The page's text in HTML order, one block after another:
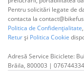
Pentru solicitări legate de
contacta la
Politica de Confidențialitate,
Returși Politica Cookie
Adresă Service Biciclete:
Brăila, 800003 |